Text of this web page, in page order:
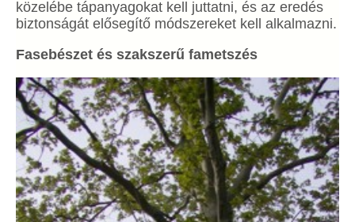
közelébe tápanyagokat kell juttatni, és az eredés
biztonságát elősegítő módszereket kell alkalmazni.
Fasebészet és szakszerű fametszés